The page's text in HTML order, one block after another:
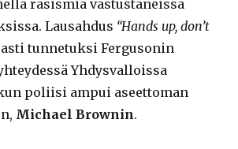
rasismia vastustaneissa
Lausahdus “Hands up, don’t
tunnetuksi Fergusonin
Yhdysvalloissa
poliisi ampui aseettoman
Michael Brownin.